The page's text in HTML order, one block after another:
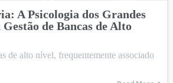
A Psicologia dos Grandes
de Bancas de Alto
de alto nível, frequentemente associado